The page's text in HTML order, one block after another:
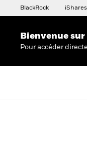
BlackRock iShares
Bienvenue
Pour accéder